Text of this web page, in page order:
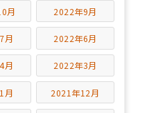
月 2022年9月
月 2022年6月
月 2022年3月
月 2021年12月